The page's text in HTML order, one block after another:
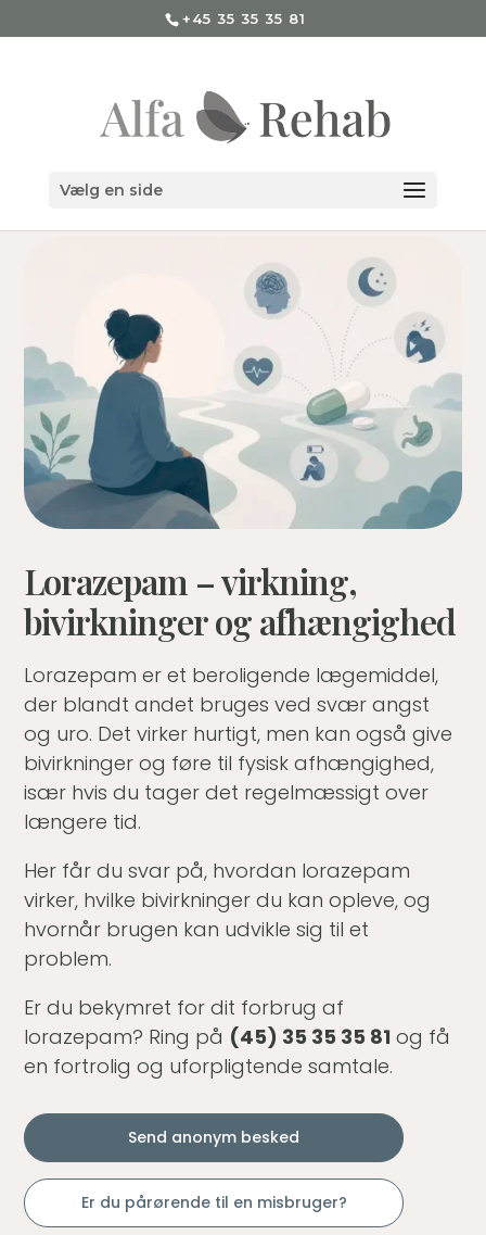
+45 35 35 35 81
Vælg en side
Lorazepam – virkning,
bivirkninger og afhængighed
Lorazepam er et beroligende lægemiddel,
der blandt andet bruges ved svær angst
og uro. Det virker hurtigt, men kan også give
bivirkninger og føre til fysisk afhængighed,
især hvis du tager det regelmæssigt over
længere tid.
Her får du svar på, hvordan lorazepam
virker, hvilke bivirkninger du kan opleve, og
hvornår brugen kan udvikle sig til et
problem.
Er du bekymret for dit forbrug af
lorazepam? Ring på (45) 35 35 35 81 og få
en fortrolig og uforpligtende samtale.
Send anonym besked
Er du pårørende til en misbruger?